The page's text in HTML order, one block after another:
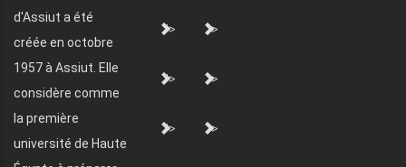
d'Assiut a été
créée en octobre
1957 à Assiut. Elle
considère comme
la première
université de Haute
"> ">
"> ">
"> ">